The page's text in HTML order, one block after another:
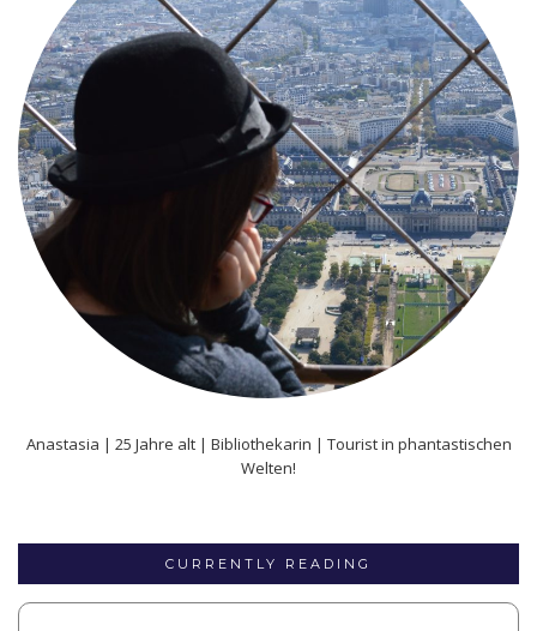
Anastasia | 25 Jahre alt | Bibliothekarin | Tourist in phantastischen
Welten!
CURRENTLY READING